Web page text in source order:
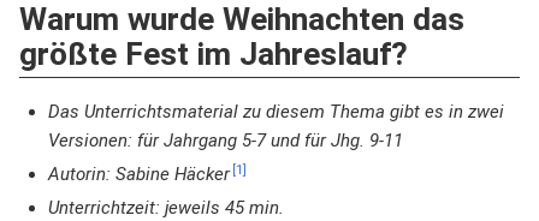
Warum wurde Weihnachten das
größte Fest im Jahreslauf?
Das Unterrichtsmaterial zu diesem Thema gibt es in zwei
Versionen: für Jahrgang 5-7 und für Jhg. 9-11
Autorin: Sabine Häcker [1]
Unterrichtzeit: jeweils 45 min.